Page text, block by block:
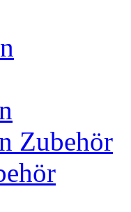
Zubehör